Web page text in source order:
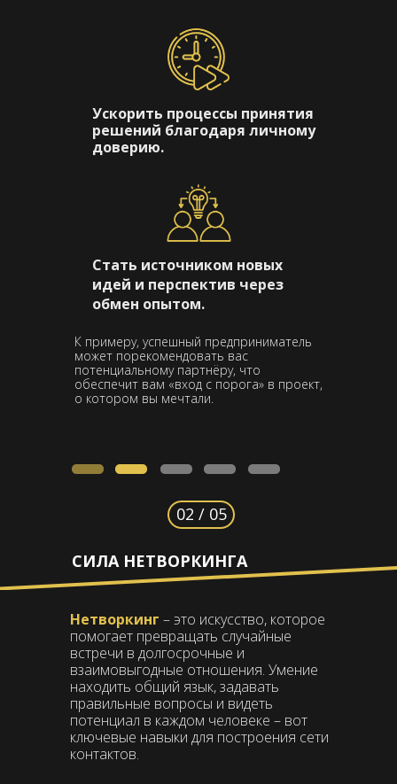
К примеру, успешный предприниматель
может порекомендовать вас
потенциальному партнёру, что
обеспечит вам «вход с порога» в проект,
о котором вы мечтали.
Ускорить процессы принятия
решений благодаря личному
доверию.
Стать источником новых
идей и перспектив через
обмен опытом.
02 / 05
СИЛА НЕТВОРКИНГА
Нетворкинг – это искусство, которое
помогает превращать случайные
встречи в долгосрочные и
взаимовыгодные отношения. Умение
находить общий язык, задавать
правильные вопросы и видеть
потенциал в каждом человеке – вот
ключевые навыки для построения сети
контактов.